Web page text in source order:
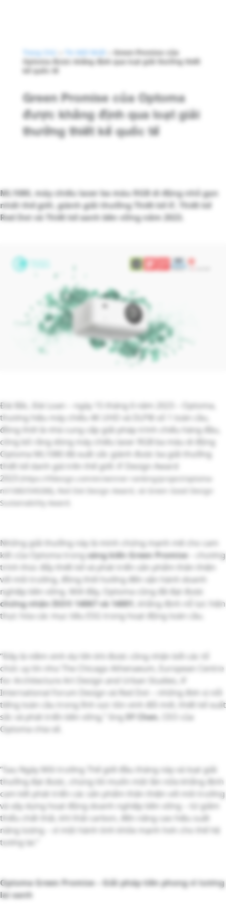
Green Promise của Optoma
được khẳng định qua loạt giải
thưởng thiết kế quốc tế
ML1080, máy chiếu laser ba màu RGB di động nhỏ gọn
nhất thế giới, giành giải thưởng Thiết kế iF, Thiết kế
Red Dot và Thiết kế xanh bền vững năm 2023.
Đài Bắc, Đài Loan – ngày 15 tháng 6 năm 2023 – Optoma,
thương hiệu máy chiếu 4K UHD và DLP® số 1 toàn cầu,
đồng thời là nhà cung cấp giải pháp trình chiếu hàng đầu,
công bố rằng dòng máy chiếu laser RGB ba màu di động
Optoma ML1080 đã xuất sắc giành được ba giải thưởng
thiết kế danh giá trên thế giới: iF Design Award
2023
(https://ifdesign.com/en/winner-ranking/project/optoma-
ml1080/549288)
, Red Dot Design Award, và Green Good Design
Sustainability Award.
Những giải thưởng này là minh chứng mạnh mẽ cho cam
kết của Optoma trongsáng kiến Green Promise – chương
trình thúc đẩy thiết kế và phát triển sản phẩm thân thiện
với môi trường, đồng thời hướng đến vận hành doanh
nghiệp bền vững. Mới đây, Optoma cũng đã đạt được
chứng nhận ISO® 14067 và 14001
, khẳng định nỗ lực hiện
thực hóa các mục tiêu ESG trong hoạt động toàn cầu.
“Đây là niềm vinh dự lớn khi được công nhận bởi các tổ
chức uy tín như The Chicago Athenaeum, European Centre
for Architecture Art Design and Urban Studies, iF
International Forum Design và Red Dot – những đơn vị nổi
tiếng toàn cầu trong lĩnh vực tôn vinh đổi mới, thiết kế xuất
sắc và phát triển bền vững,” ông SY Chen , CEO của
Optoma chia sẻ.
“Sau Ngày Môi trường Thế giới đầu tháng này và loạt giải
thưởng đạt được, chúng tôi muốn một lần nữa khẳng định
cam kết phát triển các sản phẩm thân thiện với môi trường
và xây dựng hoạt động doanh nghiệp bền vững – từ giảm
thiểu chất thải, khí thải carbon, đến nâng cao hiệu suất
năng lượng – vì một hành tinh khỏe mạnh hơn cho thế hệ
tương lai.”
Optoma Green Promise – Giải pháp tiên phong vì tương
lai xanh